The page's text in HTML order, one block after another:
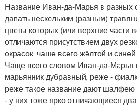
Название Иван-да-Марья в разных
давать нескольким (разным)
цветы которых (или верхние части
отличаются присутствием двух
окрасок, чаще всего жёлтой и
Чаще всего словом Иван-да-
марьянник дубравный, реже -
реже такое название дают шалфею
- у них тоже ярко отличающиеся